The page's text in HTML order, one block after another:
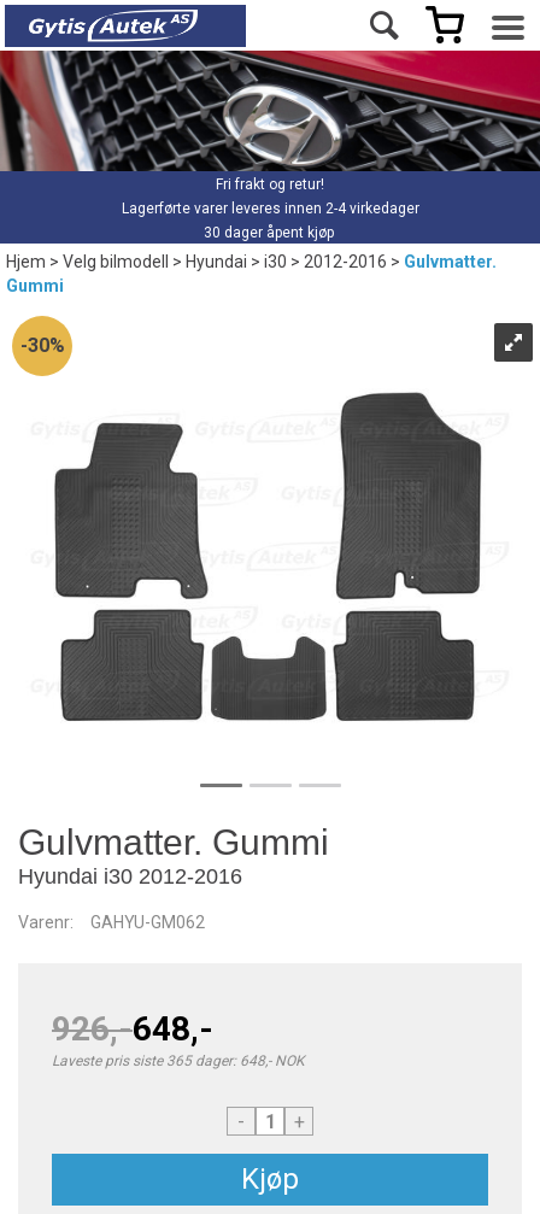
Fri frakt og retur!
Lagerførte varer leveres innen 2-4 virkedager
30 dager åpent kjøp
Hjem>Velg bilmodell >Hyundai>i30>2012-2016>Gulvmatter.
Gummi
30%
Gulvmatter. Gummi
Hyundai i30 2012-2016
Varenr: GAHYU-GM062
926,-648,-
Laveste pris siste 365 dager: 648,- NOK
- +
Kjøp